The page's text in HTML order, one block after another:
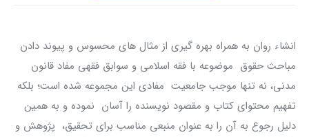
انشاء روان به همراه بهره گیری از مثال های محسوس و پیوند دادن
مباحث حقوق موضوعه با فقه اسلامی و سوابق فقهی مفاد قانون
مدنی، نه تنها موجب جامعیت مفادی این مجموعه شده است؛ بلکه
تفهیم محتوای کتاب و مقصود نویسنده را آسان نموده و به همین
دلیل رجوع به آن را به عنوان منبعی مناسب برای تحقیق، پژوهش و